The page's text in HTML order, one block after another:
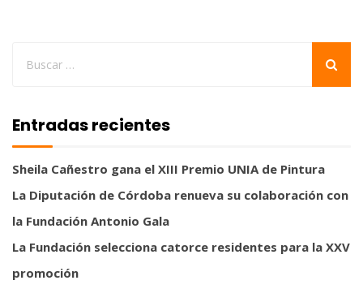
Entradas recientes
Sheila Cañestro gana el XIII Premio UNIA de Pintura
La Diputación de Córdoba renueva su colaboración con
la Fundación Antonio Gala
La Fundación selecciona catorce residentes para la XXV
promoción